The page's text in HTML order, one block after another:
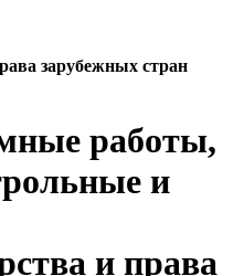
зарубежных стран
работы,
и
и права